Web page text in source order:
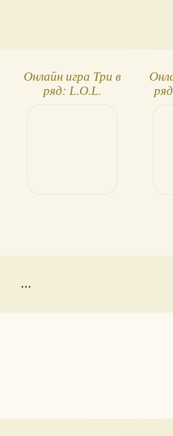
Онлайн игра Три в
ряд: L.O.L.
...